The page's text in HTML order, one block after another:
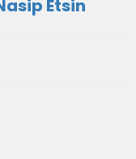
Etsin